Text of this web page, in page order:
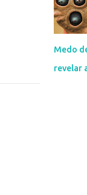
Medo
revelar